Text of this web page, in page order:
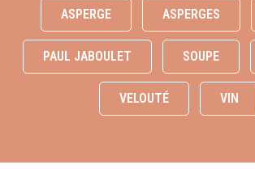
ASPERGE ASPERGES
PAUL JABOULET SOUPE
VELOUTÉ VIN